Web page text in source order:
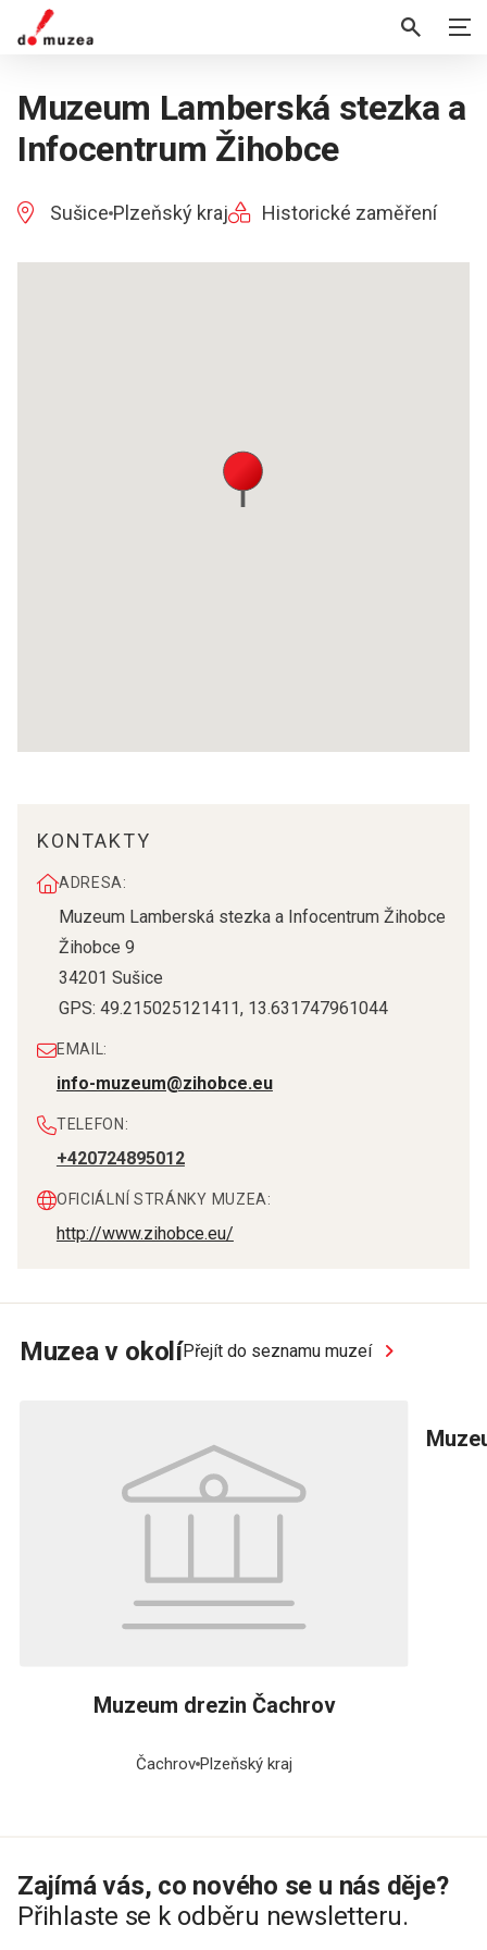
Muzeum Lamberská stezka a
Infocentrum Žihobce
Sušice Plzeňský kraj Historické zaměření
KONTAKTY
ADRESA:
Muzeum Lamberská stezka a Infocentrum Žihobce
Žihobce 9
34201 Sušice
GPS: 49.215025121411, 13.631747961044
EMAIL:
info-muzeum@zihobce.eu
TELEFON:
+420724895012
OFICIÁLNÍ STRÁNKY MUZEA:
http://www.zihobce.eu/
Muzea v okolíPřejít do seznamu muzeí
Muzeum drezin Čachrov
Čachrov Plzeňský kraj
Zajímá vás, co nového se u nás děje?
Přihlaste se k odběru newsletteru.